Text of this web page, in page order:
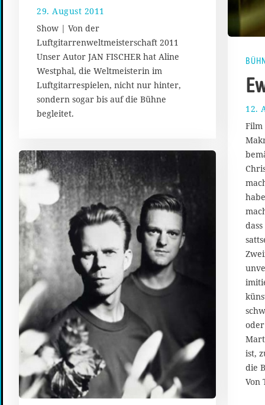
12.
Film
ist,
die
Von
29. August 2011
F
e
b
r
a
1
8
Show | Von der
Luftgitarrenweltmeisterschaft 2011
Unser Autor JAN FISCHER hat Aline
Westphal, die Weltmeisterin im
Luftgitarrespielen, nicht nur hinter,
sondern sogar bis auf die Bühne
begleitet.